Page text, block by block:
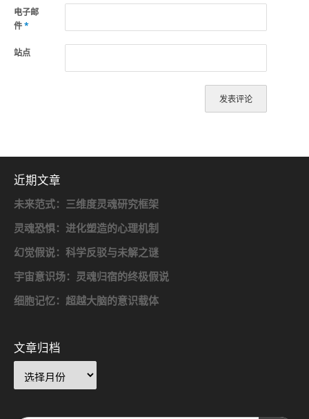
电子邮
件*
站点
近期文章
未来范式：三维度灵魂研究框架
灵魂恐惧：进化塑造的心理机制
幻觉假说：科学反驳与未解之谜
宇宙意识场：灵魂归宿的终极假说
细胞记忆：超越大脑的意识载体
文章归档